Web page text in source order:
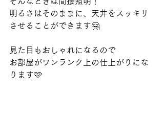
明るさはそのままに、天井をスッキリ
させることができます🤗
見た目もおしゃれになるので
お部屋がワンランク上の仕上がりにな
ります🩷